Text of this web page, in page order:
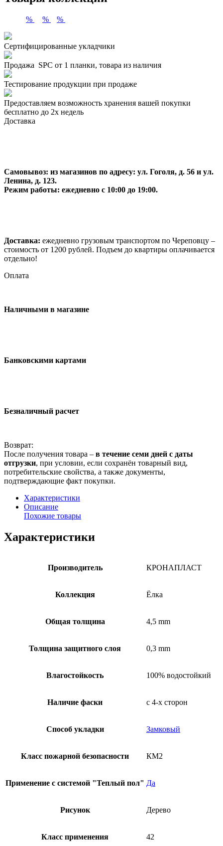
% % %
Сертифицированные укладчики
Продажа SPC от 1 планки, товара из наличия
Тестирование продукции при продаже
Предоставляем возможность хранения вашей покупки
бесплатно до 2х недель
Доставка
Самовывоз: из магазинов по адресу: ул. Гоголя, д. 56 и ул.
Ленина, д. 123.
Режим работы: ежедневно с 10:00 до 19:00.
Доставка: ежедневно грузовым транспортом по Череповцу –
стоимость от 1200 рублей. Подъем до квартиры оплачивается
отдельно!
Оплата
Наличными в магазине
Банковскими картами
Безналичный расчет
Возврат:
После получения товара – в течение семи дней с даты
отгрузки, при условии, если сохранён товарный вид,
потребительские свойства, а также документы,
подтверждающие факт покупки.
Характеристики
Описание
Похожие товары
Характеристики
Производитель КРОНАПЛАСТ
Коллекция Ёлка
Общая толщина 4,5 mm
Толщина защитного слоя 0,3 mm
Влагостойкость 100% водостойкий
Наличие фаски с 4-х сторон
Способ укладки Замковый
Класс пожарной безопасности КМ2
Применение с системой "Теплый пол" Да
Рисунок Дерево
Класс применения 42